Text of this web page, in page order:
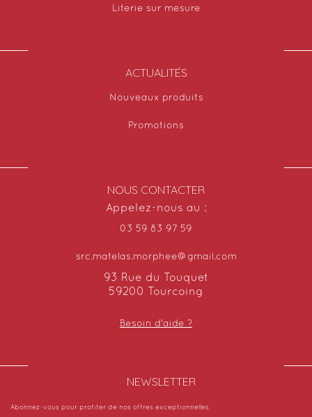
Literie sur mesure
ACTUALITÉS
Nouveaux produits
Promotions
NOUS CONTACTER
Appelez-nous au :
03 59 83 97 59
src.matelas.morphee@gmail.com
93 Rue du Touquet
59200 Tourcoing
Besoin d'aide ?
NEWSLETTER​
Abonnez-vous pour profiter de nos offres exceptionnelles